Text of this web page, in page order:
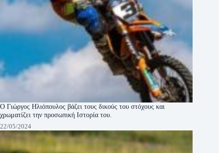
Ο Γιώργος Ηλιόπουλος βάζει τους δικούς του στόχους και
χρωματίζει την προσωπική Ιστορία του.
22/05/2024